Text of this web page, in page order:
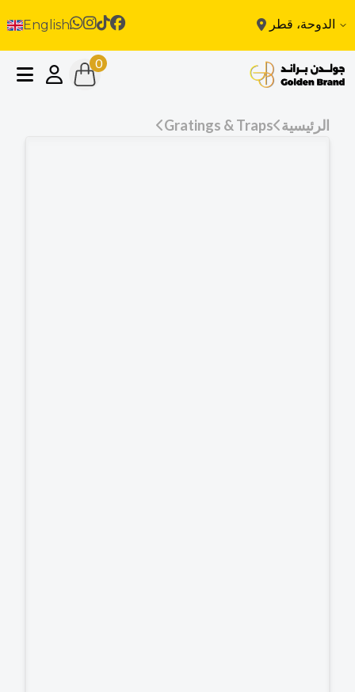
الدوحة، قطر English
0
الرئيسية Gratings & Traps